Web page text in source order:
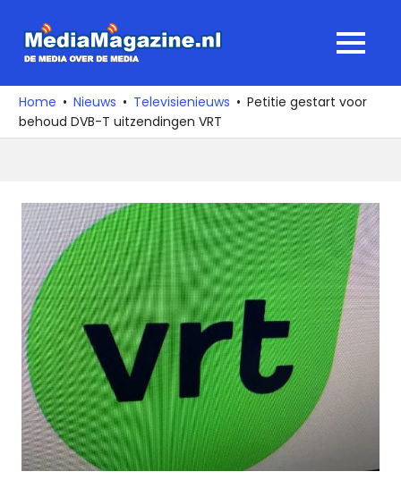
naar
media
over
de
MENU
Home Nieuws Televisienieuws
Petitie gestart voor
behoud DVB-T uitzendingen VRT